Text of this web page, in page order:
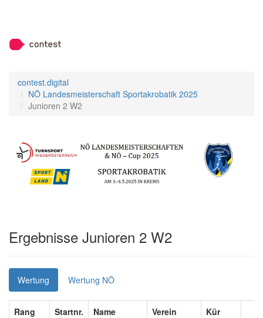
contest.digital
NÖ Landesmeisterschaft Sportakrobatik 2025
Junioren 2 W2
Ergebnisse Junioren 2 W2
Wertung Wertung NÖ
Rang Startnr. Name Verein Kür